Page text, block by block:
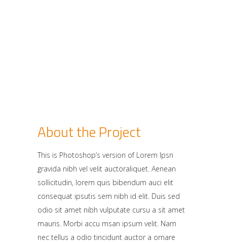
About the Project
This is Photoshop’s version of Lorem Ipsn
gravida nibh vel velit auctoraliquet. Aenean
sollicitudin, lorem quis bibendum auci elit
consequat ipsutis sem nibh id elit. Duis sed
odio sit amet nibh vulputate cursu a sit amet
mauris. Morbi accu msan ipsum velit. Nam
nec tellus a odio tincidunt auctor a ornare